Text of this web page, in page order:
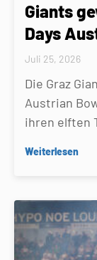
Giants
Days
Juli 25, 2026
Die Graz
Austrian
ihren elften
Weiterlesen